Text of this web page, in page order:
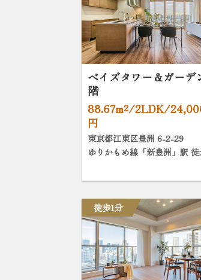
ベイズタワー＆ガーデ
階
88.67m²/2LDK/
円
東京都江東区豊洲 6-2-29
ゆりかもめ線「新豊洲」駅
徒歩1分